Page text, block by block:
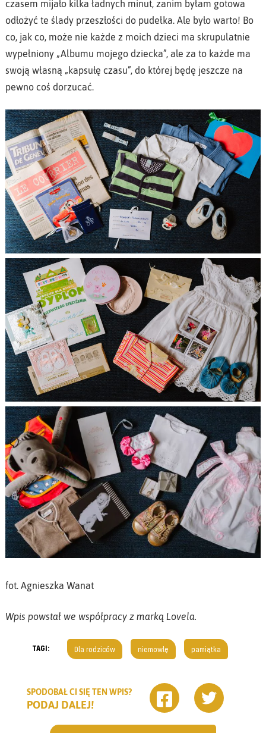
czasem mijało kilka ładnych minut, zanim byłam gotowa
odłożyć te ślady przeszłości do pudełka. Ale było warto! Bo
co, jak co, może nie każde z moich dzieci ma skrupulatnie
wypełniony „Albumu mojego dziecka”, ale za to każde ma
swoją własną „kapsułę czasu”, do której będę jeszcze na
pewno coś dorzucać.
fot. Agnieszka Wanat
Wpis powstał we współpracy z marką Lovela.
TAGI: Dla rodziców niemowlę pamiątka
SPODOBAŁ CI SIĘ TEN WPIS?
PODAJ DALEJ!